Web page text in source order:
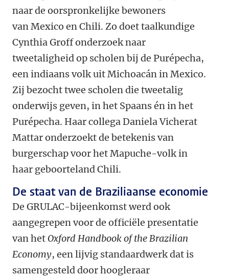
naar de oorspronkelijke bewoners
van Mexico en Chili. Zo doet taalkundige
Cynthia Groff onderzoek naar
tweetaligheid op scholen bij de Purépecha,
een indiaans volk uit Michoacán in Mexico.
Zij bezocht twee scholen die tweetalig
onderwijs geven, in het Spaans én in het
Purépecha. Haar collega Daniela Vicherat
Mattar onderzoekt de betekenis van
burgerschap voor het Mapuche-volk in
haar geboorteland Chili.
De staat van de Braziliaanse economie
De GRULAC-bijeenkomst werd ook
aangegrepen voor de officiële presentatie
van hetOxford Handbook of the Brazilian
Economy, een lijvig standaardwerk dat is
samengesteld door hoogleraar